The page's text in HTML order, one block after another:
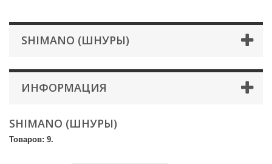
SHIMANO (ШНУРЫ)
ИНФОРМАЦИЯ
SHIMANO (ШНУРЫ)
Товаров: 9.